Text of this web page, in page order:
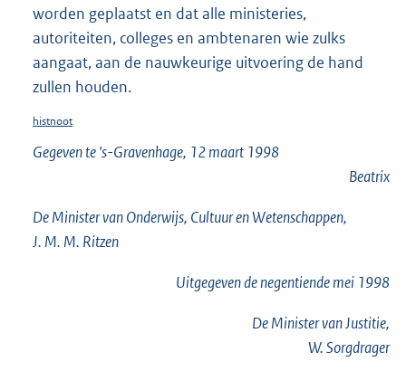
worden geplaatst en dat alle ministeries,
autoriteiten, colleges en ambtenaren wie zulks
aangaat, aan de nauwkeurige uitvoering de hand
zullen houden.
histnoot
Gegeven te 's-Gravenhage, 12 maart 1998
Beatrix
De Minister van Onderwijs, Cultuur en Wetenschappen,
J. M. M. Ritzen
Uitgegeven denegentiendemei 1998
De Minister van Justitie,
W. Sorgdrager